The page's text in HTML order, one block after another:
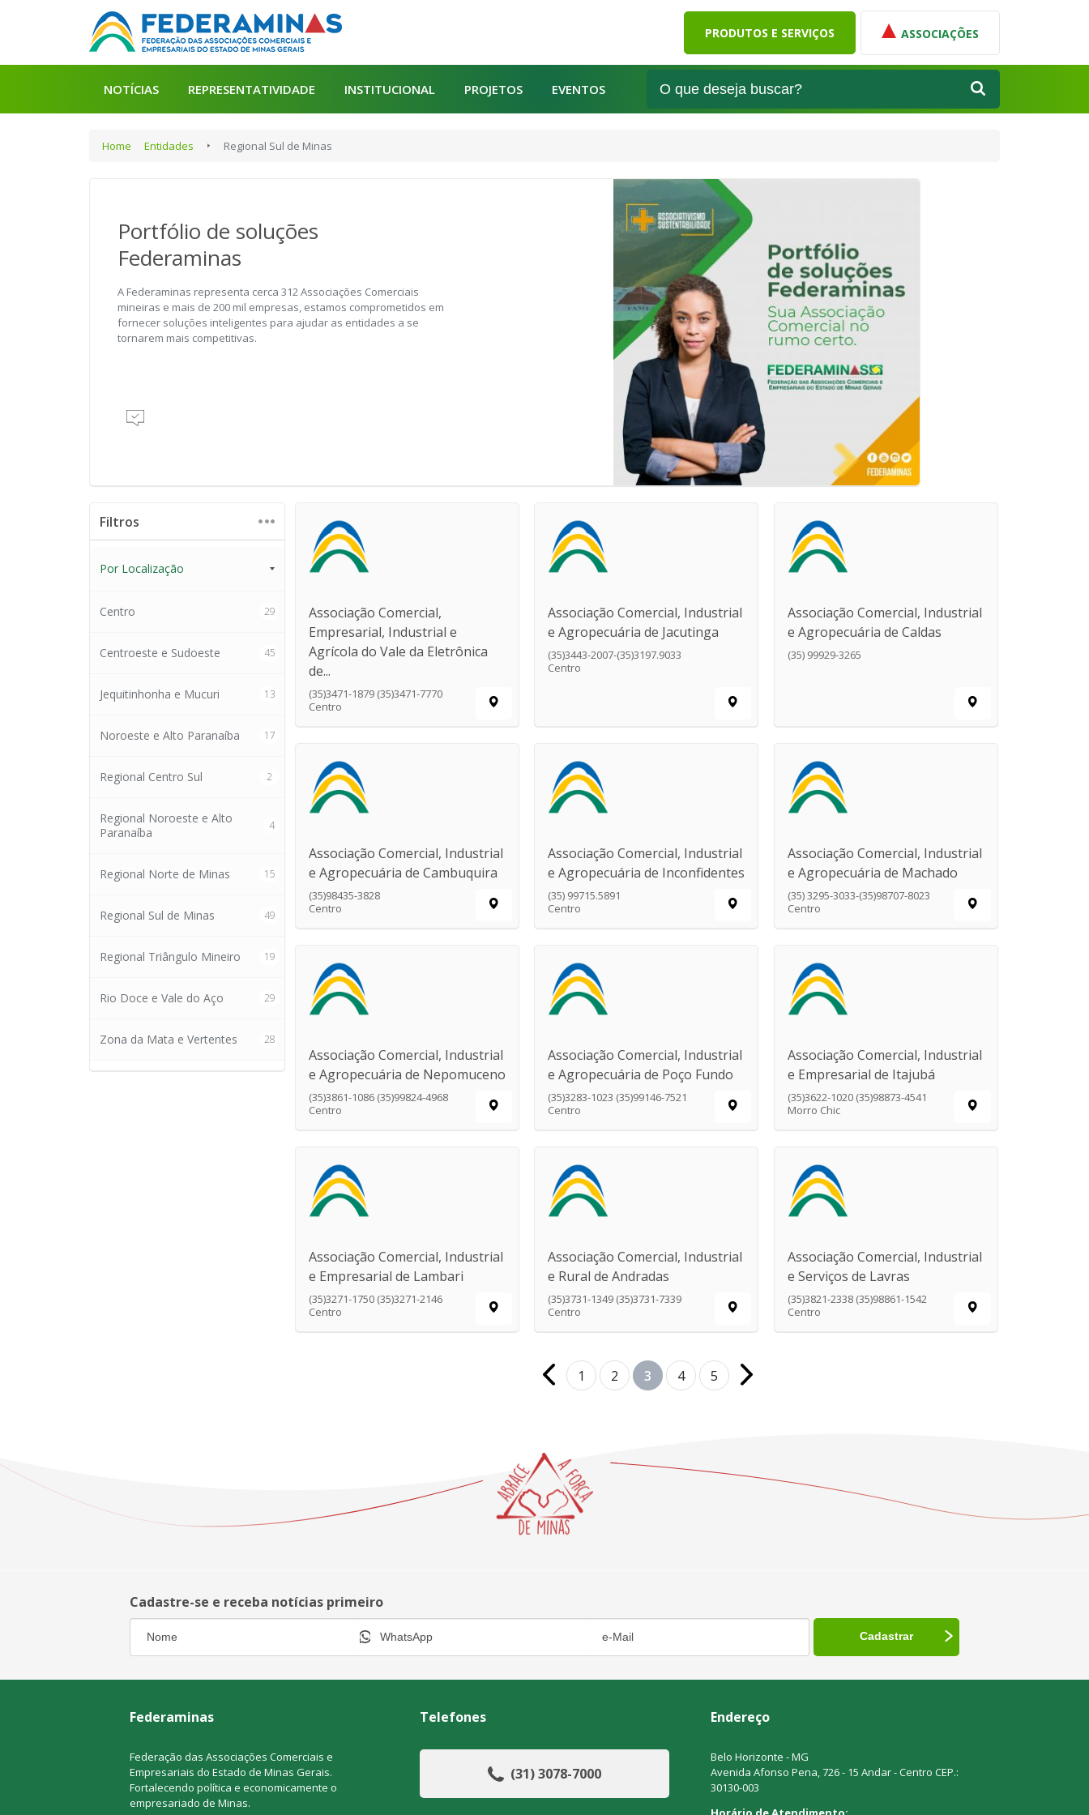
PRODUTOS E SERVIÇOS ASSOCIAÇÕES
NOTÍCIAS REPRESENTATIVIDADE INSTITUCIONAL PROJETOS EVENTOS
Home Entidades Regional Sul de Minas
Portfólio de soluções
Federaminas
A Federaminas representa cerca 312 Associações Comerciais
mineiras e mais de 200 mil empresas, estamos comprometidos em
fornecer soluções inteligentes para ajudar as entidades a se
tornarem mais competitivas.
Filtros
Por Localização
Centro 29
Centroeste e Sudoeste 45
Jequitinhonha e Mucuri 13
Noroeste e Alto Paranaíba 17
Regional Centro Sul 2
Regional Noroeste e Alto
Paranaíba
4
Regional Norte de Minas 15
Regional Sul de Minas 49
Regional Triângulo Mineiro 19
Rio Doce e Vale do Aço 29
Zona da Mata e Vertentes 28
Associação Comercial,
Empresarial, Industrial e
Agrícola do Vale da Eletrônica
de...
(35)3471-1879 (35)3471-7770
Centro
Associação Comercial, Industrial
e Agropecuária de Jacutinga
(35)3443-2007-(35)3197.9033
Centro
Associação Comercial, Industrial
e Agropecuária de Caldas
(35) 99929-3265
Associação Comercial, Industrial
e Agropecuária de Cambuquira
(35)98435-3828
Centro
Associação Comercial, Industrial
e Agropecuária de Inconfidentes
(35) 99715.5891
Centro
Associação Comercial, Industrial
e Agropecuária de Machado
(35) 3295-3033-(35)98707-8023
Centro
Associação Comercial, Industrial
e Agropecuária de Nepomuceno
(35)3861-1086 (35)99824-4968
Centro
Associação Comercial, Industrial
e Agropecuária de Poço Fundo
(35)3283-1023 (35)99146-7521
Centro
Associação Comercial, Industrial
e Empresarial de Itajubá
(35)3622-1020 (35)98873-4541
Morro Chic
Associação Comercial, Industrial
e Empresarial de Lambari
(35)3271-1750 (35)3271-2146
Centro
Associação Comercial, Industrial
e Rural de Andradas
(35)3731-1349 (35)3731-7339
Centro
Associação Comercial, Industrial
e Serviços de Lavras
(35)3821-2338 (35)98861-1542
Centro
1 2 3 4 5
Cadastre-se e receba notícias primeiro
Federaminas
Federação das Associações Comerciais e
Empresariais do Estado de Minas Gerais.
Fortalecendo política e economicamente o
empresariado de Minas.
Telefones
(31) 3078-7000
Endereço
Belo Horizonte - MG
Avenida Afonso Pena, 726 - 15 Andar - Centro CEP.:
30130-003